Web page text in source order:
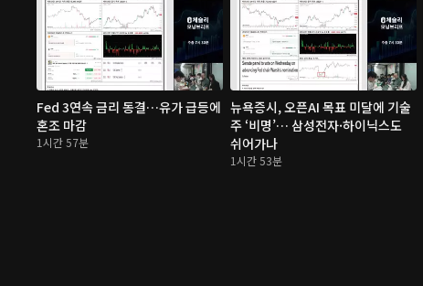
Fed 3연속 금리 동결…유가 급등에
혼조 마감
1시간 57분
뉴욕증시, 오픈AI 목표 미달에 기술
주 ‘비명’… 삼성전자·하이닉스도
쉬어가나
1시간 53분